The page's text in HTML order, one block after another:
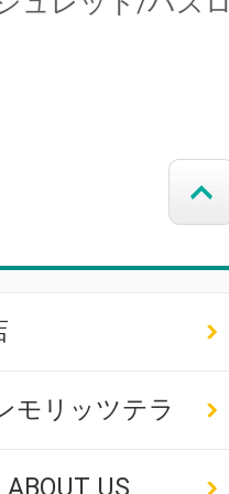
モリッツテラ